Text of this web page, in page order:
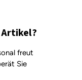
freut
Sie